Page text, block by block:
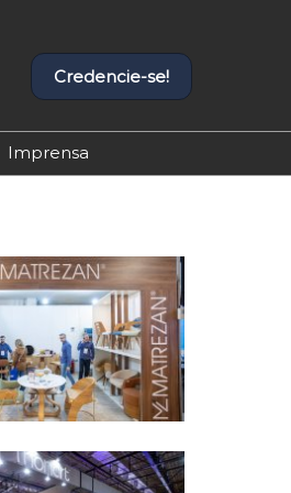
Credencie-se!
Imprensa